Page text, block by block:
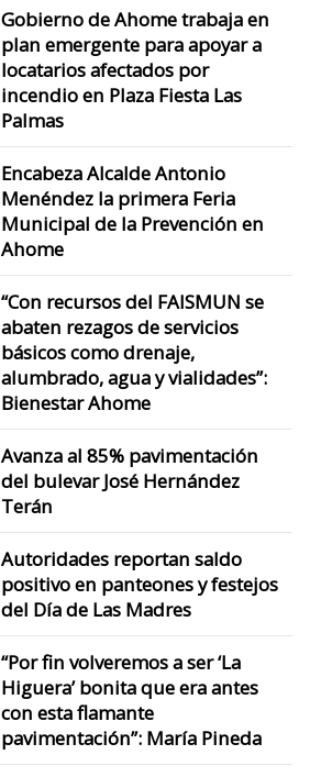
Gobierno de Ahome trabaja en
plan emergente para apoyar a
locatarios afectados por
incendio en Plaza Fiesta Las
Palmas
Encabeza Alcalde Antonio
Menéndez la primera Feria
Municipal de la Prevención en
Ahome
“Con recursos del FAISMUN se
abaten rezagos de servicios
básicos como drenaje,
alumbrado, agua y vialidades”:
Bienestar Ahome
Avanza al 85% pavimentación
del bulevar José Hernández
Terán
Autoridades reportan saldo
positivo en panteones y festejos
del Día de Las Madres
“Por fin volveremos a ser ‘La
Higuera’ bonita que era antes
con esta flamante
pavimentación”: María Pineda